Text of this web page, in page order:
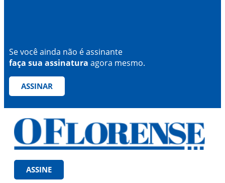
Se você ainda não é assinante
faça sua assinatura agora mesmo.
ASSINAR
ASSINE